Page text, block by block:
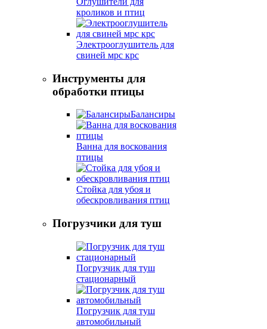
кроликов и птиц
Электрооглушитель для
свиней мрс крс
Инструменты для
обработки птицы
Балансиры
Ванна для воскования
птицы
Стойка для убоя и
обескровливания птиц
Погрузчики для туш
Погрузчик для туш
стационарный
Погрузчик для туш
автомобильный